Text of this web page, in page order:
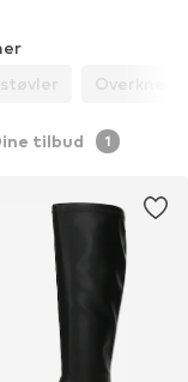
Overknees
tilbud 1